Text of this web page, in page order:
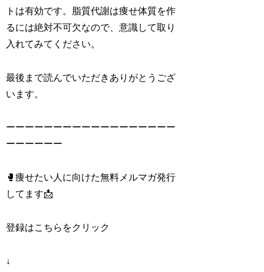
トは有効です。脂質代謝は痩せ体質を作
るには絶対不可欠なので、意識して取り
入れてみてください。
最後まで読んでいただきありがとうござ
います。
ーーーーーーーーーーーーーーーーーー
ーーーーーー
🥊痩せたい人に向けた無料メルマガ発行
してます📩
登録はこちらをクリック
↓